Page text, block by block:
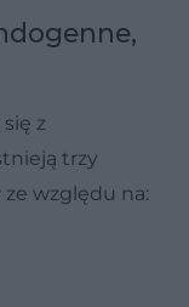
z
trzy
ze względu na: